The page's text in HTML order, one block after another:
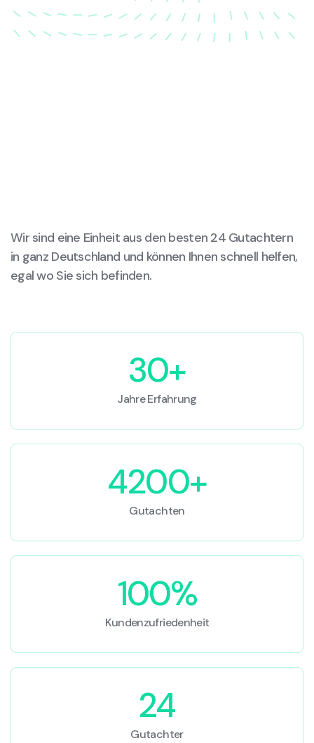
Wir sind eine Einheit aus den besten 24 Gutachtern
in ganz Deutschland und können Ihnen schnell helfen,
egal wo Sie sich befinden.
30+
Jahre Erfahrung
4200+
Gutachten
100%
Kundenzufriedenheit
24
Gutachter